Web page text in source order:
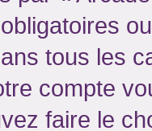
tous les
compte
faire le